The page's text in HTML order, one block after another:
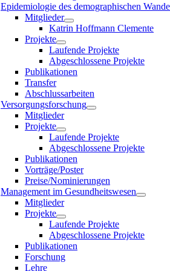
Epidemiologie des demographischen
Mitglieder
Katrin Hoffmann Clemente
Projekte
Laufende Projekte
Abgeschlossene Projekte
Publikationen
Transfer
Abschlussarbeiten
Versorgungsforschung
Mitglieder
Projekte
Laufende Projekte
Abgeschlossene Projekte
Publikationen
Vorträge/Poster
Preise/Nominierungen
Management im Gesundheitswesen
Mitglieder
Projekte
Laufende Projekte
Abgeschlossene Projekte
Publikationen
Forschung
Lehre